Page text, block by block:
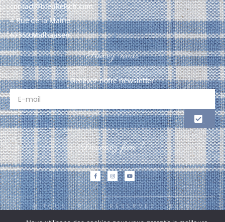
contact@bleukelsch.com
4 Rue de la Mairie
67350 Mulhausen
Suivez-nous
Recevez notre newsletter
Devenez fan !
© TOUS DROITS RÉSERVÉS - BLEU